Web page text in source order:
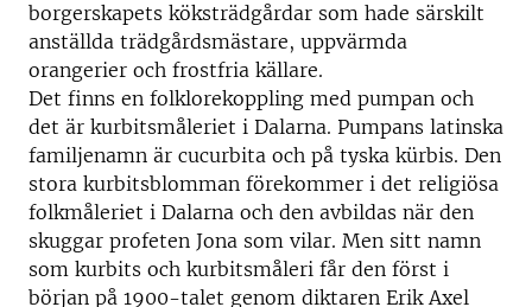
borgerskapets köksträdgårdar som hade särskilt
anställda trädgårdsmästare, uppvärmda
orangerier och frostfria källare.
Det finns en folklorekoppling med pumpan och
det är kurbitsmåleriet i Dalarna. Pumpans latinska
familjenamn är cucurbita och på tyska kürbis. Den
stora kurbitsblomman förekommer i det religiösa
folkmåleriet i Dalarna och den avbildas när den
skuggar profeten Jona som vilar. Men sitt namn
som kurbits och kurbitsmåleri får den först i
början på 1900-talet genom diktaren Erik Axel